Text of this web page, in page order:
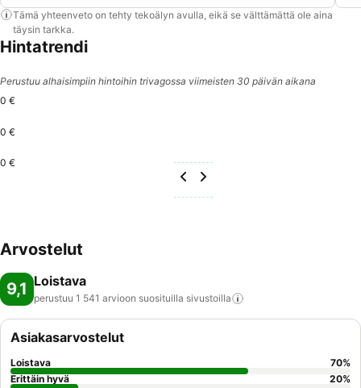
Tämä yhteenveto on tehty tekoälyn avulla, eikä se välttämättä ole aina
täysin tarkka.
Hintatrendi
Perustuu alhaisimpiin hintoihin trivagossa viimeisten 30 päivän aikana
0 €
0 €
0 €
Arvostelut
9,1 Loistava
perustuu 1 541 arvioon suosituilla sivustoilla
Asiakasarvostelut
Loistava 70%
Erittäin hyvä
20%